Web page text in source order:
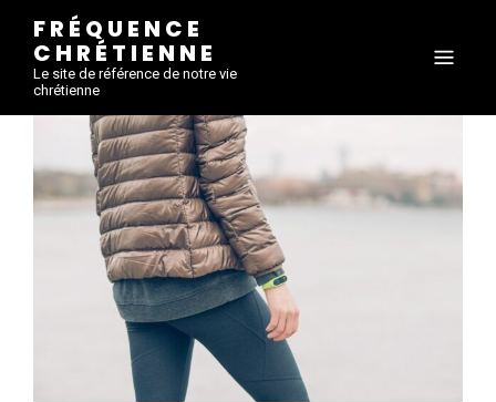
FRÉQUENCE
CHRÉTIENNE
Le site de référence de notre vie
chrétienne